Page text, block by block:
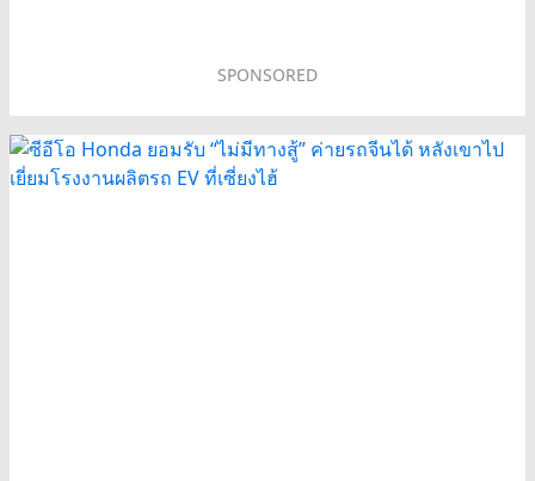
SPONSORED